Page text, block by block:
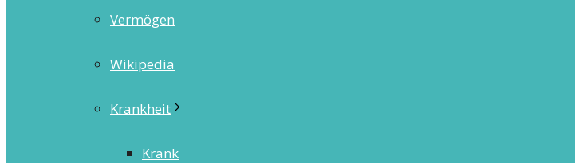
Vermögen
Wikipedia
Krankheit
Krank